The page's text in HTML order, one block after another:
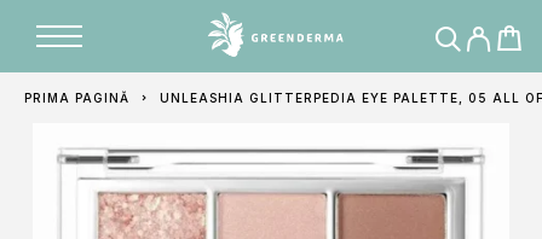
PRIMA PAGINĂ UNLEASHIA GLITTERPEDIA EYE PALETTE, 05 ALL
Adăugat în coș